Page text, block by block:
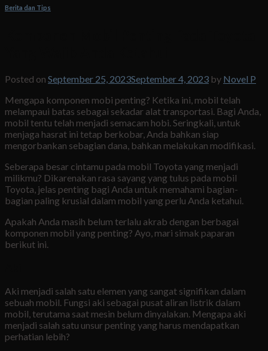
Berita dan Tips
Posted on September 25, 2023September 4, 2023 by Novel P
Mengapa komponen mobi penting? Ketika ini, mobil telah
melampaui batas sebagai sekadar alat transportasi. Bagi Anda,
mobil tentu telah menjadi semacam hobi. Seringkali, untuk
menjaga hasrat ini tetap berkobar, Anda bahkan siap
mengorbankan sebagian dana, bahkan melakukan modifikasi.
Seberapa besar cintamu pada mobil Toyota yang menjadi
milikmu? Dikarenakan rasa sayang yang tulus pada mobil
Toyota, jelas penting bagi Anda untuk memahami bagian-
bagian paling krusial dalam mobil yang perlu Anda ketahui.
Apakah Anda masih belum terlalu akrab dengan berbagai
komponen mobil yang penting? Ayo, mari simak paparan
berikut ini.
Aki menjadi salah satu elemen yang sangat signifikan dalam
sebuah mobil. Fungsi aki sebagai pusat aliran listrik dalam
mobil, terutama saat mesin belum dinyalakan. Mengapa aki
menjadi salah satu unsur penting yang harus mendapatkan
perhatian lebih?